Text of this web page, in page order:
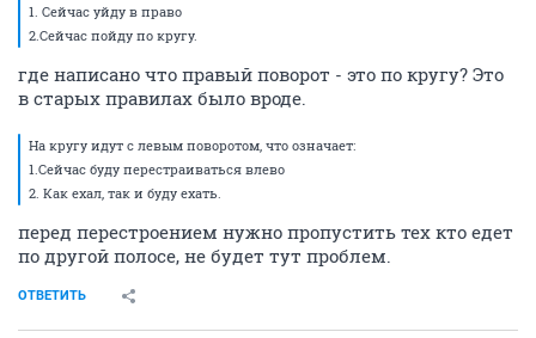
1. Сейчас уйду в право
2.Сейчас пойду по кругу.
где написано что правый поворот - это по кругу? Это
в старых правилах было вроде.
На кругу идут с левым поворотом, что означает:
1.Сейчас буду перестраиваться влево
2. Как ехал, так и буду ехать.
перед перестроением нужно пропустить тех кто едет
по другой полосе, не будет тут проблем.
ОТВЕТИТЬ